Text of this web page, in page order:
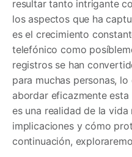
resultar tanto intrigante
los aspectos que ha
es el crecimiento
telefónico como
registros se han
para muchas personas,
abordar eficazmente
es una realidad de la
implicaciones y cómo
continuación,